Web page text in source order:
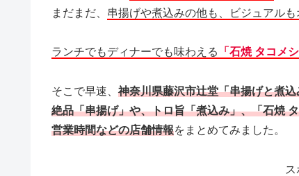
まだまだ、 串揚げや煮込みの他も、ビジュアル
ランチでもディナーでも味わえる 「石焼 タコメシ
そこで早速、 神奈川県藤沢市辻堂「串揚げと煮
絶品「串揚げ」や、トロ旨「煮込み」、「石焼
営業時間などの店舗情報をまとめてみました。